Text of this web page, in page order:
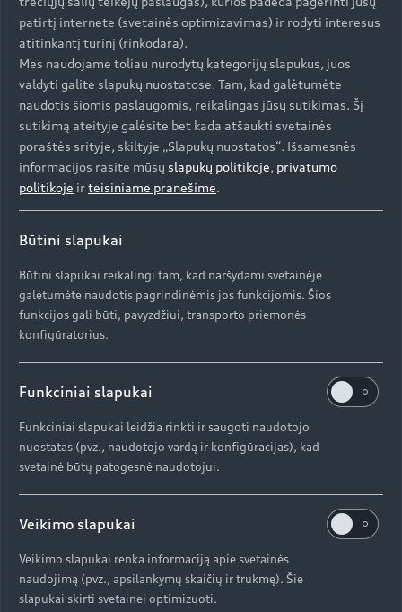
Audi Q8 SUV e-hybrid sujungia elegantiškas kupė
linijas su erdvaus SUV komfortu. Dizainas, kuris
išorėje perteikia sportiškumą, o viduje leidžia
jaustis kaip namuose.
patirtį internete (svetainės optimizavimas) ir rodyti interesus
atitinkantį turinį (rinkodara).
Mes naudojame toliau nurodytų kategorijų slapukus, juos
valdyti galite slapukų nuostatose. Tam, kad galėtumėte
naudotis šiomis paslaugomis, reikalingas jūsų sutikimas. Šį
sutikimą ateityje galėsite bet kada atšaukti svetainės
poraštės srityje, skiltyje „Slapukų nuostatos“. Išsamesnės
informacijos rasite mūsų slapukų politikoje, privatumo
politikoje irteisiniame pranešime.
Būtini slapukai
Būtini slapukai reikalingi tam, kad naršydami svetainėje
galėtumėte naudotis pagrindinėmis jos funkcijomis. Šios
funkcijos gali būti, pavyzdžiui, transporto priemonės
konfigūratorius.
Funkciniai slapukai
Funkciniai slapukai leidžia rinkti ir saugoti naudotojo
nuostatas (pvz., naudotojo vardą ir konfigūracijas), kad
svetainė būtų patogesnė naudotojui.
Veikimo slapukai
Veikimo slapukai renka informaciją apie svetainės
naudojimą (pvz., apsilankymų skaičių ir trukmę). Šie
slapukai skirti svetainei optimizuoti.